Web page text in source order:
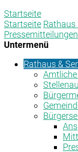
Startseite
Startseite Rathaus
Pressemitteilungen
Untermenü
Rathaus &